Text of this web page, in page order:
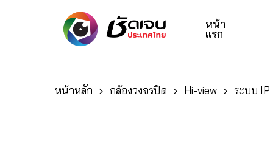
หน้า
แรก
หน้าหลัก กล้องวงจรปิด Hi-view ระบบ IP